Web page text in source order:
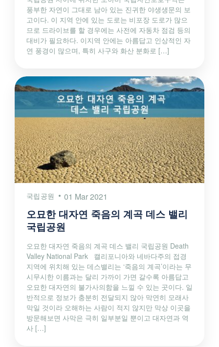
풍부한 자연이 그대로 남아 있는 진귀한 야생생문의 보
고이다. 이 지역 안에 있는 도로는 비포장 도로가 많으
므로 드라이브를 할 경우에는 사전에 자동차 점검 등의
대비가 필요하다. 이지역 안에는 아름답고 인상적인 자
연 풍경이 많으며, 특히 사구와 화산 분화로 […]
국립공원 01 Mar 2021
오묘한 대자연 죽음의 계곡 데스 밸리
국립공원
오묘한 대자연 죽음의 계곡 데스 밸리 국립공원 Death
Valley National Park 캘리포니아와 네바다주의 접경
지역에 위치해 있는 데스밸리는 ‘죽음의 계곡’이라는 무
시무시한 이름과는 달리 가까이 가면 갈수록 아름답고
오묘한 대자연의 불가사의함을 느낄 수 있는 곳이다. 일
반적으로 정보가 충분히 전달되지 않아 막연히 모래사
막일 것이라 오해하는 사람이 적지 않지만 막상 이곳을
방문해보면 사막은 극히 일부분일 뿐이고 대자연과 역
사 […]